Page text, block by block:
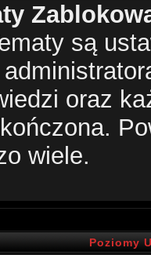
są
oraz
wiele.
Poziomy